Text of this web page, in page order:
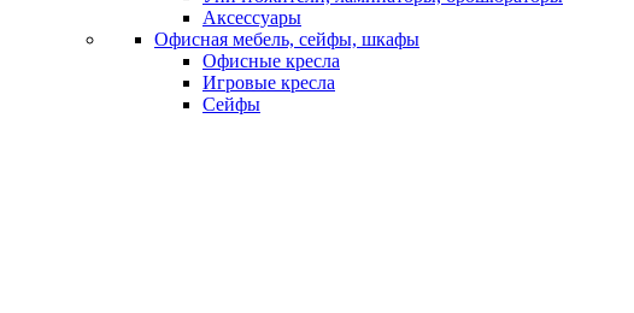
Аксессуары
Офисная мебель, сейфы, шкафы
Офисные кресла
Игровые кресла
Сейфы